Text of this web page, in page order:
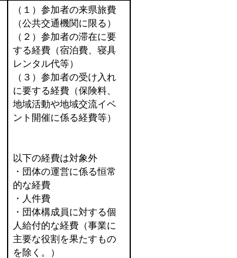
（１）参加者の来県旅費
（公共交通機関に限る）
（２）参加者の滞在に要
する経費（宿泊費、寝具
レンタル代等）
（３）参加者の受け入れ
に要する経費（保険料、
地域活動や地域交流イベ
ント開催に係る経費等）
以下の経費は対象外
・団体の運営に係る恒常
的な経費
・人件費
・団体構成員に対する個
人給付的な経費（事業に
主要な役割を果たすもの
を除く。）